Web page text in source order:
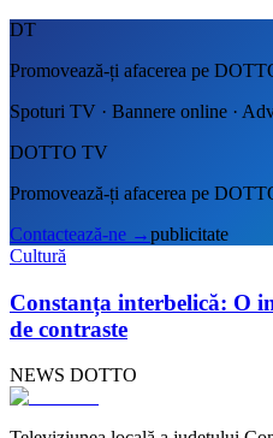
DT
Promovează-ți afacerea pe
Spoturi TV · Bannere online ·
DOTTO TV
Promovează-ți afacerea pe
Contactează-ne →publicitate
Cultură
Constanța interbelică: O
de contraste
NEWS DOTTO